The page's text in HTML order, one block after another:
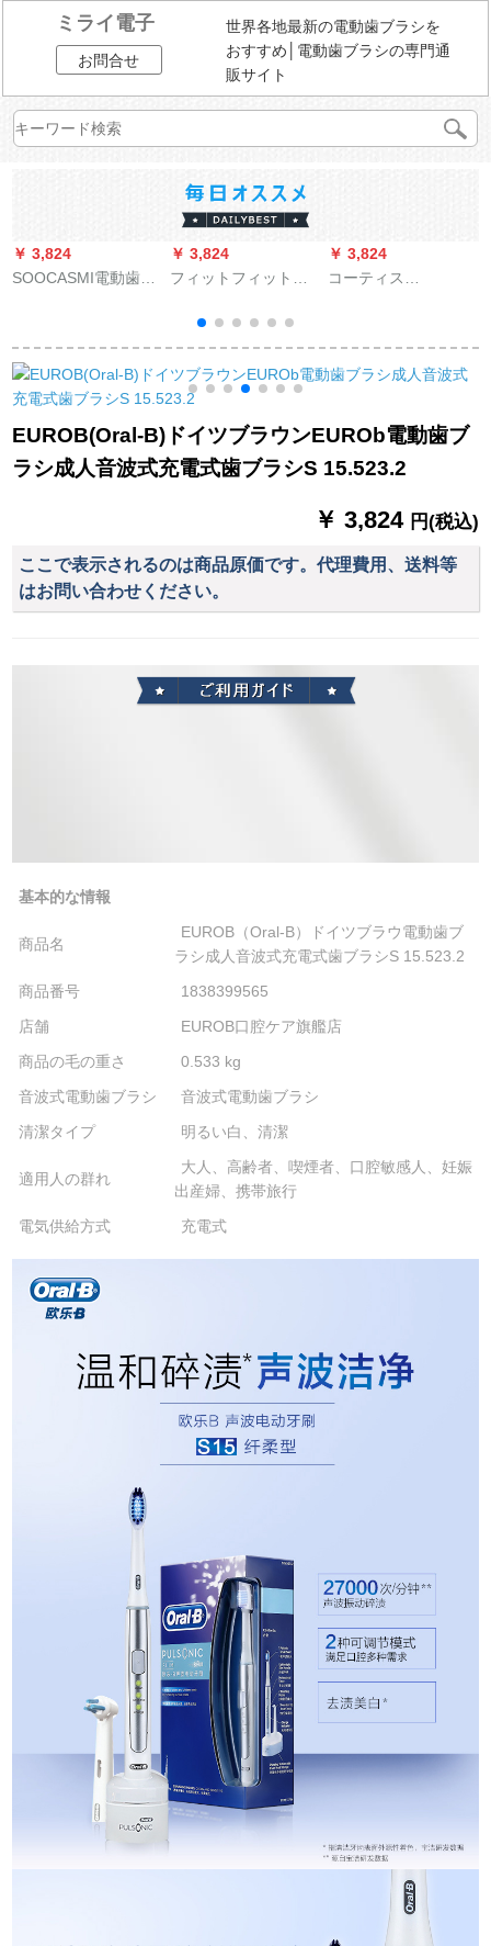
ミライ電子
お問合せ
世界各地最新の電動歯ブラシを
おすすめ│電動歯ブラシの専門通
販サイト
￥ 3,824
SOOCASMI電動歯ブ
ヘッド男女カップル
スマート振動全身水
洗口腔ケア携帯旅行
式歯ブラシX 3タイプ
（少女ピンクゴール
￥ 3,824
フィットフィットフ
ットフィット式電動
歯ブラシヘッドHX
012は、HX 1610 HX
1620 HX 1630に対応
しています。
￥ 3,824
コーティス
プル充電怠け者男性
女性の軟毛全自動歯
アイボリーホワイト
[8ブラシヘッド+携帯
ケース]
EUROB(Oral-B)ドイツブラウンEUROb電動歯ブ
ラシ成人音波式充電式歯ブラシS 15.523.2
￥ 3,824 円(税込)
ここで表示されるのは商品原価です。代理費用、送料等
はお問い合わせください。
基本的な情報
商品名
EUROB（Oral-B）ドイツブラウ電動歯ブ
ラシ成人音波式充電式歯ブラシS 15.523.2
商品番号
1838399565
店舗
EUROB口腔ケア旗艦店
商品の毛の重さ
0.533 kg
音波式電動歯ブラシ
音波式電動歯ブラシ
清潔タイプ
明るい白、清潔
適用人の群れ
大人、高齢者、喫煙者、口腔敏感人、妊娠
出産婦、携帯旅行
電気供給方式
充電式